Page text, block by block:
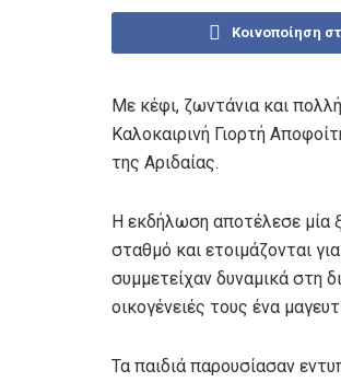
Κοινοποίηση
Με κέφι, ζωντάνια και
Καλοκαιρινή Γιορτή
της Αριδαίας.
Η εκδήλωση αποτέλεσε μία
σταθμό και ετοιμάζονται
συμμετείχαν δυναμικά στη
οικογένειές τους ένα
Τα παιδιά παρουσίασαν